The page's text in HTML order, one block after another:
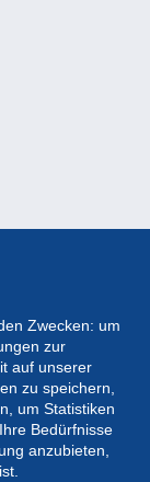
Zwecken: um
zur
auf unserer
zu speichern,
um Statistiken
Bedürfnisse
anzubieten,